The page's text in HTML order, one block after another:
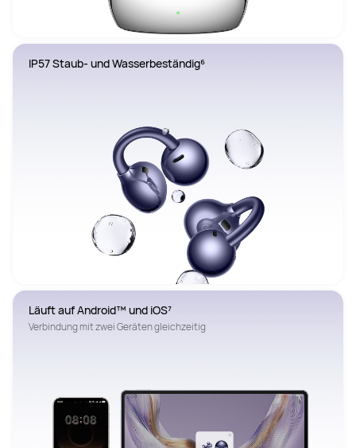
IP57 Staub- und Wasserbeständig⁶
Verbindung mit zwei Geräten gleichzeitig